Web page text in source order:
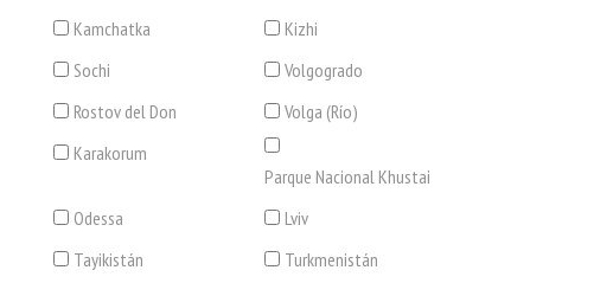
Kamchatka
Kizhi
Sochi
Volgogrado
Rostov del Don
Volga (Río)
Karakorum
Parque Nacional Khustai
Odessa
Lviv
Tayikistán
Turkmenistán